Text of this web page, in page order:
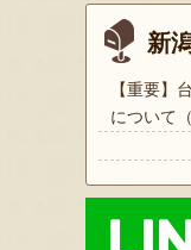
新
【重要】
について